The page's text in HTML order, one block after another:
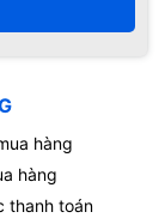
hàng
hàng
thanh toán